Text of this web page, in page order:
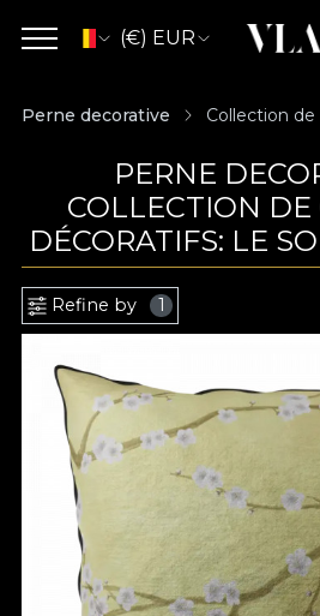
(€) EUR
Perne decorative Collection de
PERNE
COLLECTION DE
DÉCORATIFS: LE
Refine by 1